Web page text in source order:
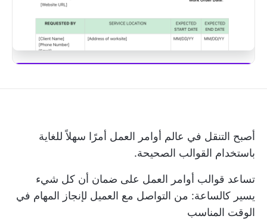
أصبح التنقل في عالم أوامر العمل أمرًا سهلاً للغاية
باستخدام القوالب الصحيحة.
تساعد قوالب أوامر العمل على ضمان أن كل شيء
يسير كالساعة: من التواصل مع العميل لإنجاز المهام في
الوقت المناسب